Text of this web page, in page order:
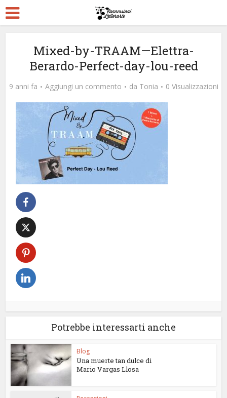
Mixed-by-TRAAM—Elettra-
Berardo-Perfect-day-lou-reed
9 anni fa Aggiungi un commento da Tonia 0 Visualizzazioni
Potrebbe interessarti anche
Blog
Una muerte tan dulce di
Mario Vargas Llosa